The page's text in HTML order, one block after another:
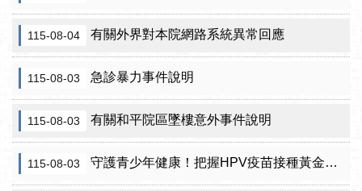
115-08-04 有關外界對本院網路系統異常回應
115-08-03 急診暴力事件說明
115-08-03 有關和平院區墜樓意外事件說明
115-08-03 守護青少年健康！把握HPV疫苗接種黃金期 臺北市提供校園設站及98家合約院所接種服務